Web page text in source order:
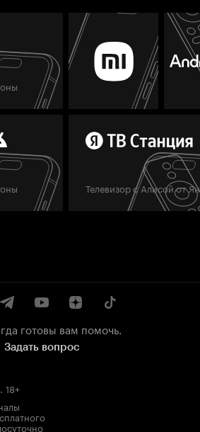
Телевизор с Алисой от
готовы вам помочь.
Задать вопрос
. 18+